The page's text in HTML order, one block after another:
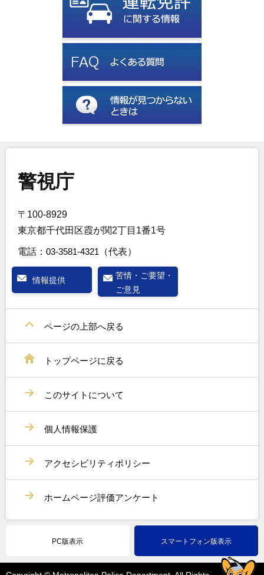
警視庁
〒100-8929
東京都千代田区霞が関2丁目1番1号
電話： 03-3581-4321 （代表）
情報提供
苦情・ご要望・
ご意見
ページの上部へ戻る
トップページに戻る
このサイトについて
個人情報保護
アクセシビリティポリシー
ホームページ評価アンケート
PC版表示 スマートフォン版表示